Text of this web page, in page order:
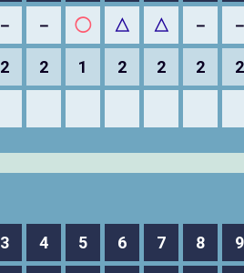
－ － ◯ △ △ －
2 2 1 2 2 2 2
3 4 5 6 7 8 9